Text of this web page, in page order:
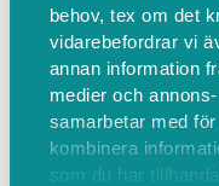
behov, tex om det
vidarebefordrar vi
annan information
medier och
samarbetar med
kombinera
som du har
Sångsamling med
byter tankar och
förälder till små
Fika 20 kr/familj,